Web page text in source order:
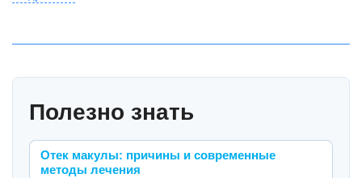
Полезно знать
Отек макулы: причины и современные
методы лечения